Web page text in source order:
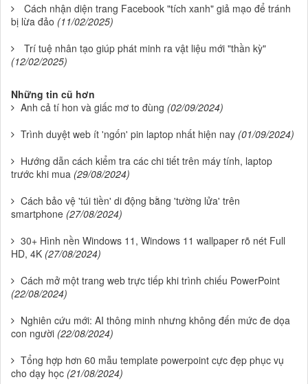
Cách nhận diện trang Facebook "tích xanh" giả mạo để tránh
bị lừa đảo (11/02/2025)
Trí tuệ nhân tạo giúp phát minh ra vật liệu mới "thần kỳ"
(12/02/2025)
Những tin cũ hơn
Anh cả tí hon và giấc mơ to đùng (02/09/2024)
Trình duyệt web ít 'ngốn' pin laptop nhất hiện nay (01/09/2024)
Hướng dẫn cách kiểm tra các chi tiết trên máy tính, laptop
trước khi mua (29/08/2024)
Cách bảo vệ 'túi tiền' di động bằng 'tường lửa' trên
smartphone (27/08/2024)
30+ Hình nền Windows 11, Windows 11 wallpaper rõ nét Full
HD, 4K (27/08/2024)
Cách mở một trang web trực tiếp khi trình chiếu PowerPoint
(22/08/2024)
Nghiên cứu mới: AI thông minh nhưng không đến mức đe dọa
con người (22/08/2024)
Tổng hợp hơn 60 mẫu template powerpoint cực đẹp phục vụ
cho dạy học (21/08/2024)